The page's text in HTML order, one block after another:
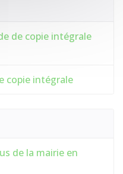
de copie intégrale
copie intégrale
de la mairie en